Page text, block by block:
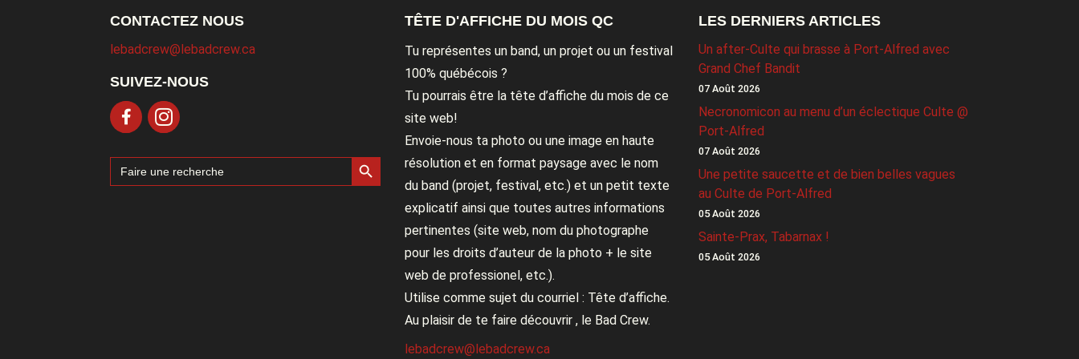
CONTACTEZ NOUS
lebadcrew@lebadcrew.ca
SUIVEZ-NOUS
Search
for:
Search Button
TÊTE D'AFFICHE DU MOIS QC
Tu représentes un band, un projet ou un festival
100% québécois ?
Tu pourrais être la tête d’affiche du mois de ce
site web!
Envoie-nous ta photo ou une image en haute
résolution et en format paysage avec le nom
du band (projet, festival, etc.) et un petit texte
explicatif ainsi que toutes autres informations
pertinentes (site web, nom du photographe
pour les droits d’auteur de la photo + le site
web de professionel, etc.).
Utilise comme sujet du courriel : Tête d’affiche.
Au plaisir de te faire découvrir , le Bad Crew.
lebadcrew@lebadcrew.ca
LES DERNIERS ARTICLES
Un after-Culte qui brasse à Port-Alfred avec
Grand Chef Bandit
07 Août 2026
Necronomicon au menu d’un éclectique Culte @
Port-Alfred
07 Août 2026
Une petite saucette et de bien belles vagues
au Culte de Port-Alfred
05 Août 2026
Sainte-Prax, Tabarnax !
05 Août 2026